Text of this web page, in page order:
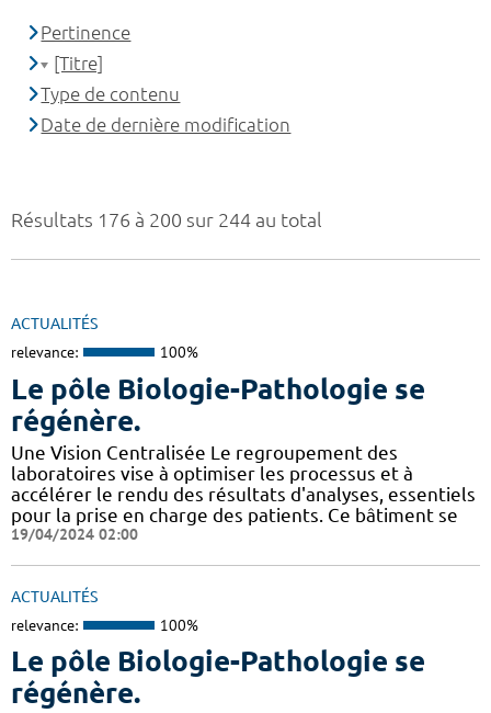
Résultats 176 à 200 sur 244 au total
ACTUALITÉS
relevance: 100%
Le pôle Biologie-Pathologie se
régénère.
Une Vision Centralisée Le regroupement des
laboratoires vise à optimiser les processus et à
accélérer le rendu des résultats d'analyses, essentiels
pour la prise en charge des patients. Ce bâtiment se
19/04/2024 02:00
ACTUALITÉS
relevance: 100%
Le pôle Biologie-Pathologie se
régénère.
Pertinence
[Titre]
Type de contenu
Date de dernière modification